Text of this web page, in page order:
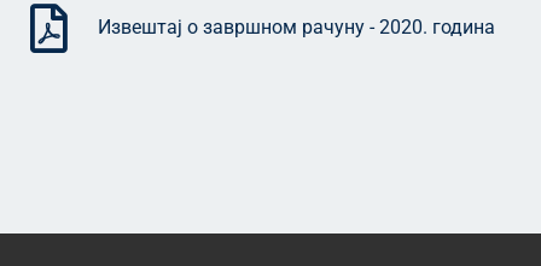
Извештај о завршном рачуну - 2020. година